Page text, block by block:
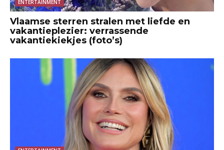
ENTERTAINMENT
Vlaamse sterren stralen met liefde en
vakantieplezier: verrassende
vakantiekiekjes (foto’s)